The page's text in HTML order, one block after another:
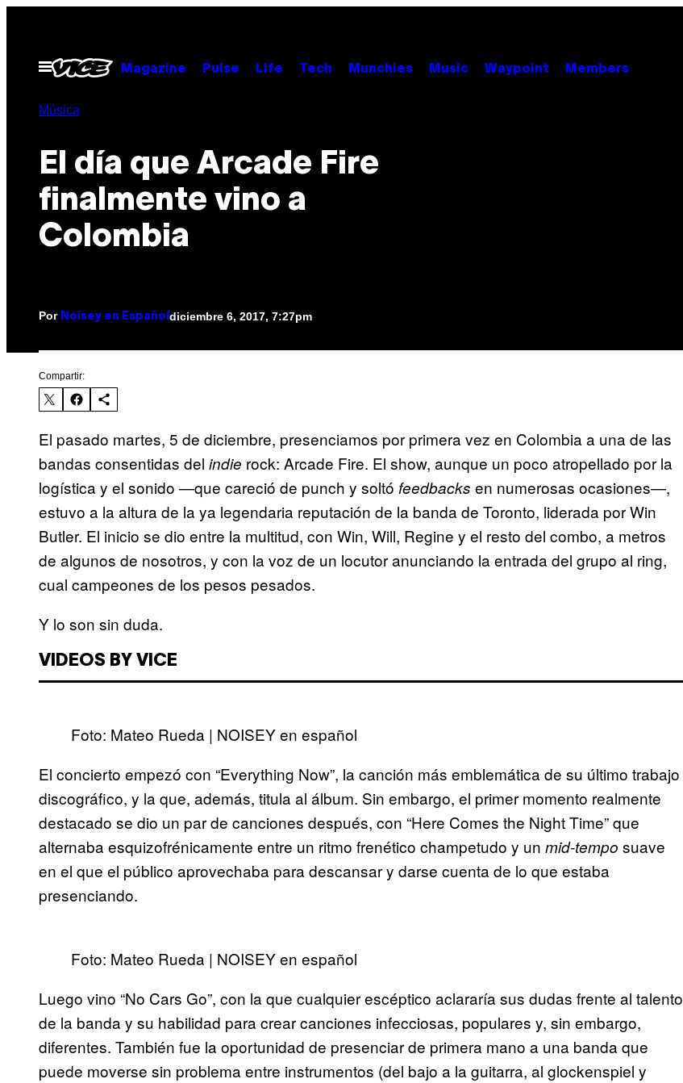
contenido
Abrir
Menú
Magazine Pulse Life Tech Munchies Music Waypoint Members
Música
El día que Arcade Fire
finalmente vino a
Colombia
Por Noisey en Español diciembre 6, 2017, 7:27pm
Compartir:
El pasado martes, 5 de diciembre, presenciamos por primera vez en Colombia a una de las
bandas consentidas del indie rock: Arcade Fire. El show, aunque un poco atropellado por la
logística y el sonido —que careció de punch y soltó feedbacks en numerosas ocasiones—,
estuvo a la altura de la ya legendaria reputación de la banda de Toronto, liderada por Win
Butler. El inicio se dio entre la multitud, con Win, Will, Regine y el resto del combo, a metros
de algunos de nosotros, y con la voz de un locutor anunciando la entrada del grupo al ring,
cual campeones de los pesos pesados.
Y lo son sin duda.
VIDEOS BY VICE
Foto: Mateo Rueda | NOISEY en español
El concierto empezó con “Everything Now”, la canción más emblemática de su último trabajo
discográfico, y la que, además, titula al álbum. Sin embargo, el primer momento realmente
destacado se dio un par de canciones después, con “Here Comes the Night Time” que
alternaba esquizofrénicamente entre un ritmo frenético champetudo y un mid-tempo suave
en el que el público aprovechaba para descansar y darse cuenta de lo que estaba
presenciando.
Foto: Mateo Rueda | NOISEY en español
Luego vino “No Cars Go”, con la que cualquier escéptico aclararía sus dudas frente al talento
de la banda y su habilidad para crear canciones infecciosas, populares y, sin embargo,
diferentes. También fue la oportunidad de presenciar de primera mano a una banda que
puede moverse sin problema entre instrumentos (del bajo a la guitarra, al glockenspiel y